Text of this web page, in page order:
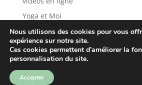
Yoga et Moi
Nous utilisons des cookies pour vous
expérience sur notre site.
Ces cookies permettent d’améliorer la
personnalisation du site.
Accepter